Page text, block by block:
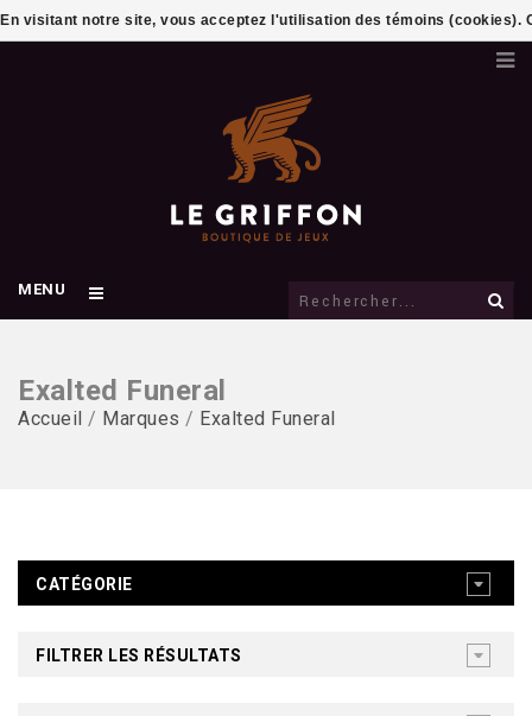
MENU
Exalted Funeral
Accueil / Marques / Exalted Funeral
CATÉGORIE
FILTRER LES RÉSULTATS
En visitant notre site, vous acceptez l'utilisation des témoins